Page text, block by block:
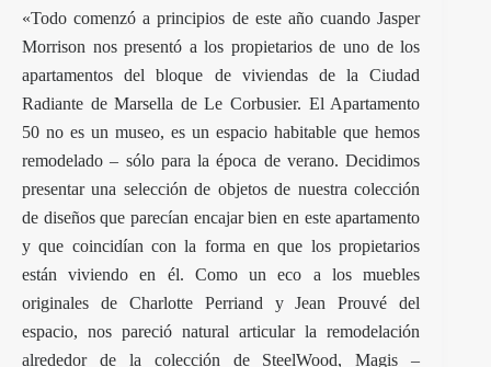
«Todo comenzó a principios de este año cuando Jasper
Morrison nos presentó a los propietarios de uno de los
apartamentos del bloque de viviendas de la Ciudad
Radiante de Marsella de Le Corbusier. El Apartamento
50 no es un museo, es un espacio habitable que hemos
remodelado – sólo para la época de verano. Decidimos
presentar una selección de objetos de nuestra colección
de diseños que parecían encajar bien en este apartamento
y que coincidían con la forma en que los propietarios
están viviendo en él. Como un eco a los muebles
originales de Charlotte Perriand y Jean Prouvé del
espacio, nos pareció natural articular la remodelación
alrededor de la colección de SteelWood, Magis –